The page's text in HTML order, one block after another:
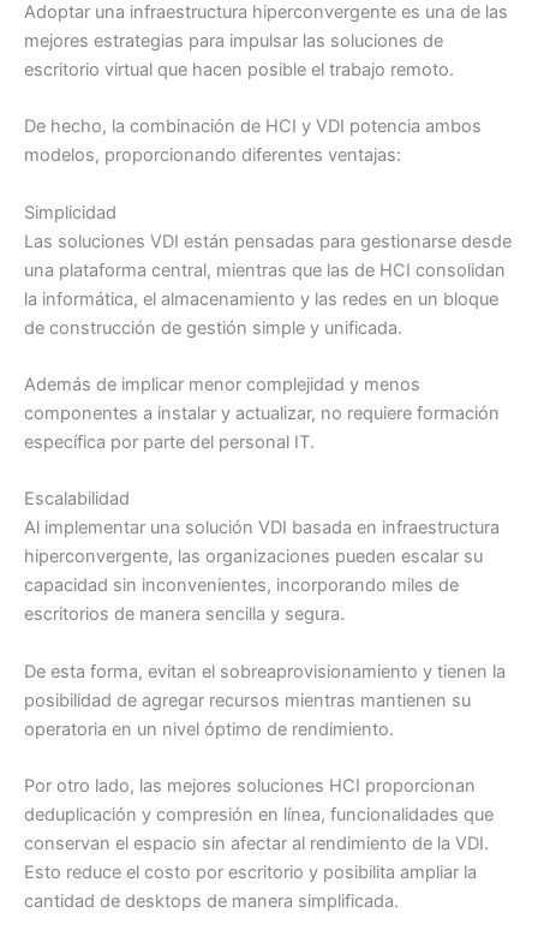
Adoptar una infraestructura hiperconvergente es una de las
mejores estrategias para impulsar las soluciones de
escritorio virtual que hacen posible el trabajo remoto.
De hecho, la combinación de HCI y VDI potencia ambos
modelos, proporcionando diferentes ventajas:
Simplicidad
Las soluciones VDI están pensadas para gestionarse desde
una plataforma central, mientras que las de HCI consolidan
la informática, el almacenamiento y las redes en un bloque
de construcción de gestión simple y unificada.
Además de implicar menor complejidad y menos
componentes a instalar y actualizar, no requiere formación
específica por parte del personal IT.
Escalabilidad
Al implementar una solución VDI basada en infraestructura
hiperconvergente, las organizaciones pueden escalar su
capacidad sin inconvenientes, incorporando miles de
escritorios de manera sencilla y segura.
De esta forma, evitan el sobreaprovisionamiento y tienen la
posibilidad de agregar recursos mientras mantienen su
operatoria en un nivel óptimo de rendimiento.
Por otro lado, las mejores soluciones HCI proporcionan
deduplicación y compresión en línea, funcionalidades que
conservan el espacio sin afectar al rendimiento de la VDI.
Esto reduce el costo por escritorio y posibilita ampliar la
cantidad de desktops de manera simplificada.